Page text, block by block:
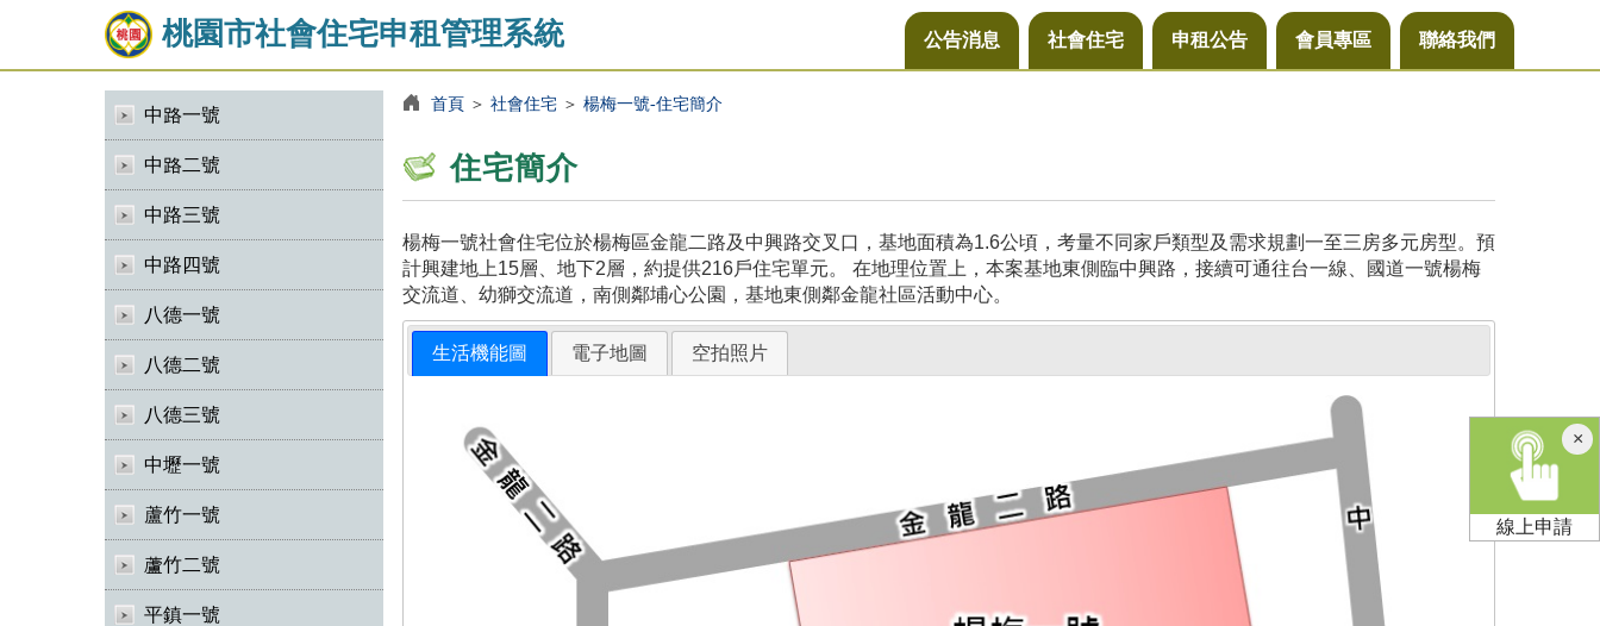
桃園市社會住宅申租管理系統 公告消息 社會住宅 申租公告 會員專區 聯絡我們
中路一號
中路二號
中路三號
中路四號
八德一號
八德二號
八德三號
中壢一號
蘆竹一號
蘆竹二號
平鎮一號
首頁＞ 社會住宅＞ 楊梅一號-住宅簡介
住宅簡介
楊梅一號社會住宅位於楊梅區金龍二路及中興路交叉口，基地面積為1.6公頃，考量不同家戶類型及需求規劃一至三房多元房型。預
計興建地上15層、地下2層，約提供216戶住宅單元。 在地理位置上，本案基地東側臨中興路，接續可通往台一線、國道一號楊梅
交流道、幼獅交流道，南側鄰埔心公園，基地東側鄰金龍社區活動中心。
生活機能圖 電子地圖 空拍照片
×關
閉
線上申請